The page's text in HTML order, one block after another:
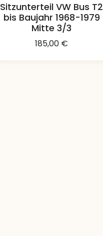
Sitzunterteil VW Bus T2
bis Baujahr 1968-1979
Mitte 3/3
185,00 €